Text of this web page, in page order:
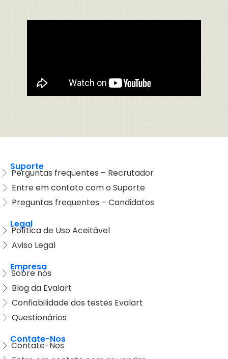
Suporte
Perguntas freqüentes – Recrutador
Entre em contato com o Suporte
Preguntas frequentes – Candidatos
Legal
Política de Uso Aceitável
Aviso Legal
Empresa
Sobre nós
Blog da Evalart
Confiabilidade dos testes Evalart
Questionários
Contate-Nos
Contate-Nos